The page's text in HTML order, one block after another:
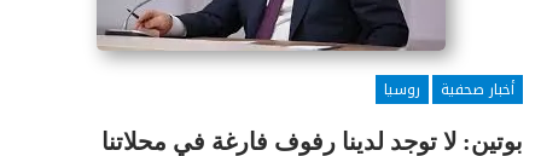
أخبار صحفية
روسيا
بوتين: لا توجد لدينا رفوف فارغة في محلاتنا